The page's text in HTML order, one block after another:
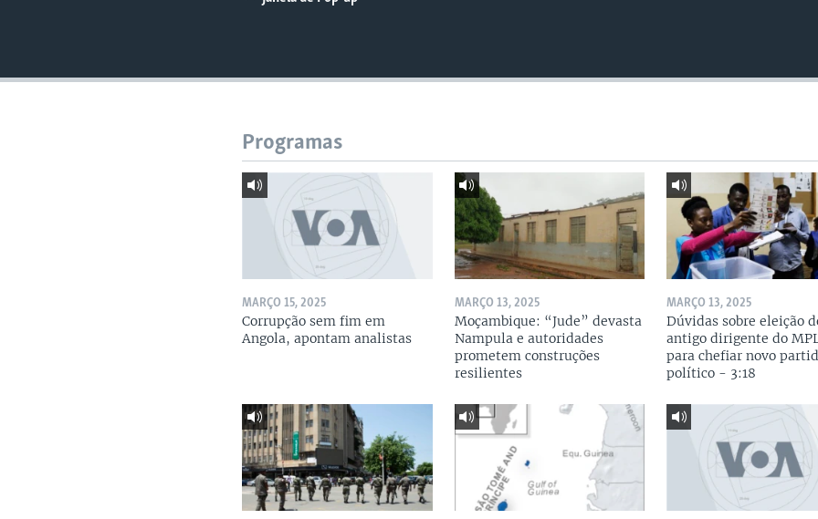
Programas
MARÇO 15, 2025
Corrupção sem fim em
Angola, apontam analistas
MARÇO 13, 2025
Moçambique: “Jude” devasta
Nampula e autoridades
prometem construções
resilientes
MARÇO 13, 2025
Dúvidas sobre eleição
antigo dirigente do
para chefiar novo
político - 3:18